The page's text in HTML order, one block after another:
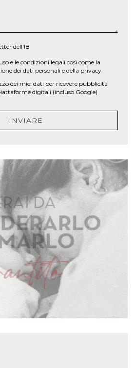
dell'IB
e le condizioni legali così come la
dei dati personali e della privacy
dei miei dati per ricevere pubblicità
digitali (incluso Google)
INVIARE